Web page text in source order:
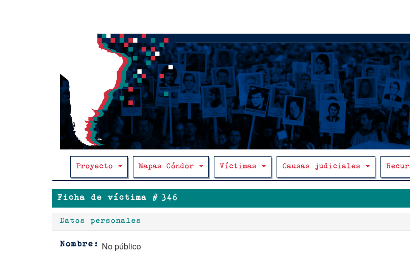
navigation
Proyecto Mapas Cóndor Víctimas Causas judiciales
Ficha de víctima # 346
Datos personales
Nombre No público